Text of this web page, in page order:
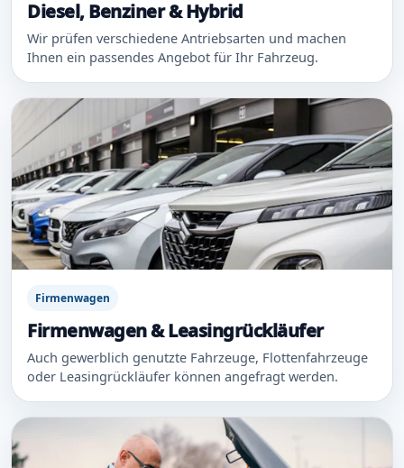
Diesel, Benziner & Hybrid
Wir prüfen verschiedene Antriebsarten und machen
Ihnen ein passendes Angebot für Ihr Fahrzeug.
Firmenwagen
Firmenwagen & Leasingrückläufer
Auch gewerblich genutzte Fahrzeuge, Flottenfahrzeuge
oder Leasingrückläufer können angefragt werden.